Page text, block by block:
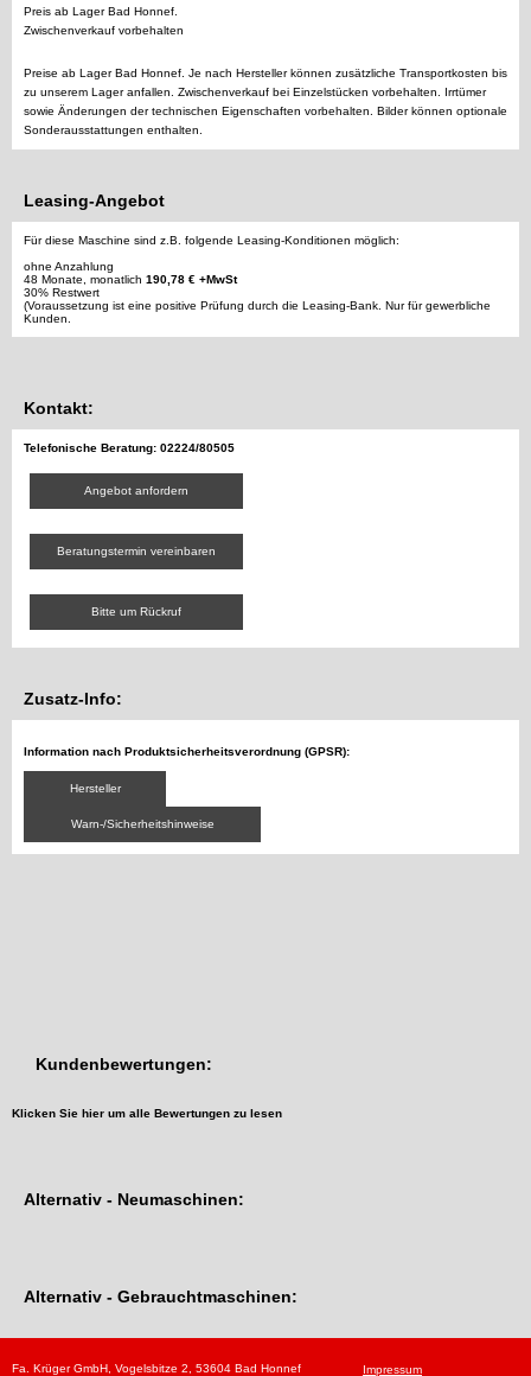
Preis ab Lager Bad Honnef.
Zwischenverkauf vorbehalten
Preise ab Lager Bad Honnef. Je nach Hersteller können zusätzliche Transportkosten bis
zu unserem Lager anfallen. Zwischenverkauf bei Einzelstücken vorbehalten. Irrtümer
sowie Änderungen der technischen Eigenschaften vorbehalten. Bilder können optionale
Sonderausstattungen enthalten.
Leasing-Angebot
Für diese Maschine sind z.B. folgende Leasing-Konditionen möglich:
ohne Anzahlung
48 Monate, monatlich 190,78 € +MwSt
30% Restwert
(Voraussetzung ist eine positive Prüfung durch die Leasing-Bank. Nur für gewerbliche
Kunden.
Kontakt:
Telefonische Beratung: 02224/80505
Angebot anfordern
Beratungstermin vereinbaren
Bitte um Rückruf
Zusatz-Info:
Information nach Produktsicherheitsverordnung (GPSR):
Hersteller
Warn-/Sicherheitshinweise
Kundenbewertungen:
Klicken Sie hier um alle Bewertungen zu lesen
Alternativ - Neumaschinen:
Alternativ - Gebrauchtmaschinen:
Fa. Krüger GmbH, Vogelsbitze 2, 53604 Bad Honnef
Impressum